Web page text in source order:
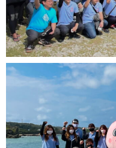
根に強い香りがあるの
ともできます。
一方で、沖縄の農作地
よび海域に拡がって堆
メージを与えてしまっ
てしまっている現状が
そこで、繁殖力や再生
いベチバーを畑の外周